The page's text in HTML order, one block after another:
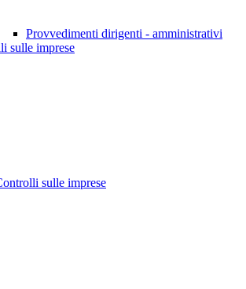
Provvedimenti dirigenti - amministrativi
sulle imprese
sulle imprese